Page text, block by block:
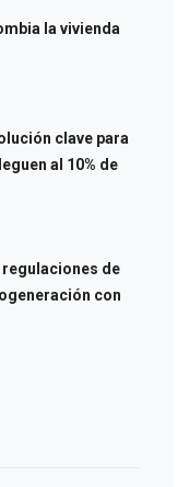
la vivienda
clave para
al 10% de
regulaciones de
con